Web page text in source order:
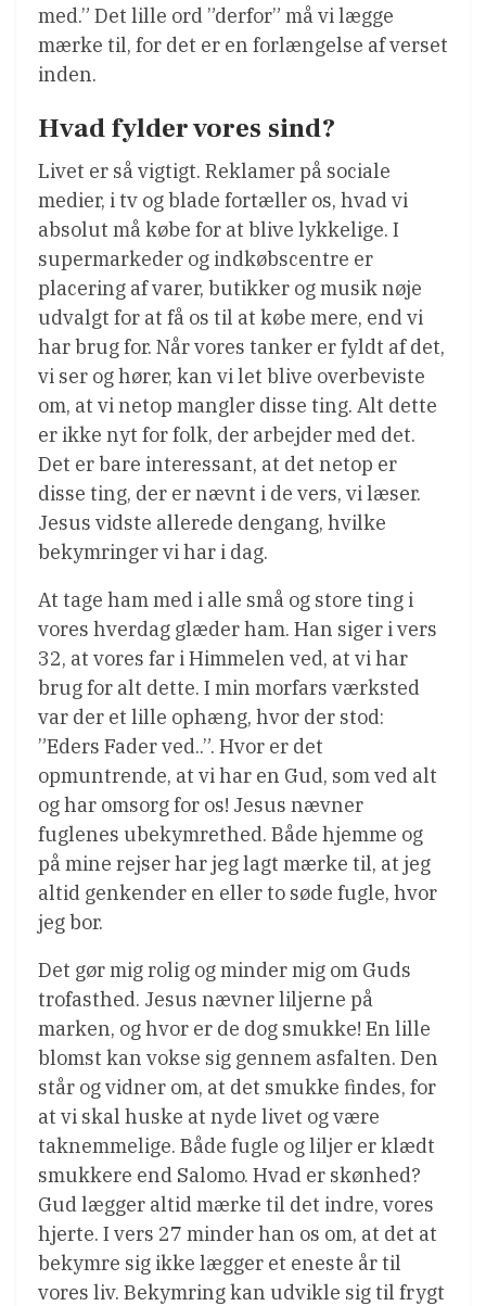
med.” Det lille ord ”derfor” må vi lægge
mærke til, for det er en forlængelse af verset
inden.
Hvad fylder vores sind?
Livet er så vigtigt. Reklamer på sociale
medier, i tv og blade fortæller os, hvad vi
absolut må købe for at blive lykkelige. I
supermarkeder og indkøbscentre er
placering af varer, butikker og musik nøje
udvalgt for at få os til at købe mere, end vi
har brug for. Når vores tanker er fyldt af det,
vi ser og hører, kan vi let blive overbeviste
om, at vi netop mangler disse ting. Alt dette
er ikke nyt for folk, der arbejder med det.
Det er bare interessant, at det netop er
disse ting, der er nævnt i de vers, vi læser.
Jesus vidste allerede dengang, hvilke
bekymringer vi har i dag.
At tage ham med i alle små og store ting i
vores hverdag glæder ham. Han siger i vers
32, at vores far i Himmelen ved, at vi har
brug for alt dette. I min morfars værksted
var der et lille ophæng, hvor der stod:
”Eders Fader ved..”. Hvor er det
opmuntrende, at vi har en Gud, som ved alt
og har omsorg for os! Jesus nævner
fuglenes ubekymrethed. Både hjemme og
på mine rejser har jeg lagt mærke til, at jeg
altid genkender en eller to søde fugle, hvor
jeg bor.
Det gør mig rolig og minder mig om Guds
trofasthed. Jesus nævner liljerne på
marken, og hvor er de dog smukke! En lille
blomst kan vokse sig gennem asfalten. Den
står og vidner om, at det smukke findes, for
at vi skal huske at nyde livet og være
taknemmelige. Både fugle og liljer er klædt
smukkere end Salomo. Hvad er skønhed?
Gud lægger altid mærke til det indre, vores
hjerte. I vers 27 minder han os om, at det at
bekymre sig ikke lægger et eneste år til
vores liv. Bekymring kan udvikle sig til frygt